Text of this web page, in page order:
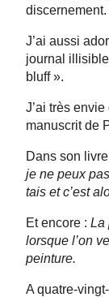
discernement.
J’ai aussi
journal
bluff ».
J’ai très
manuscrit de
Dans son
je ne peux
tais et c’est
Et encore : La
lorsque l’on
peinture.
A quatre-